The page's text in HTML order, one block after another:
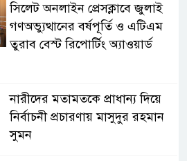
সিলেট অনলাইন প্রেসক্লাবে জুলাই
গণঅভ্যুত্থানের বর্ষপূর্তি ও এটিএম
তুরাব বেস্ট রিপোর্টিং অ্যাওয়ার্ড
নারীদের মতামতকে প্রাধান্য দিয়ে
নির্বাচনী প্রচারণায় মাসুদুর রহমান
সুমন